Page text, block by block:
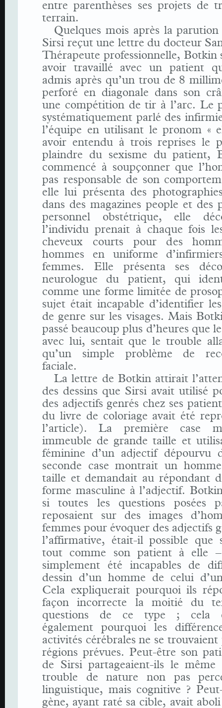
entre parenthèses ses projets de
terrain.
Quelques mois après la
Sirsi reçut une lettre du docteur
Thérapeute professionnelle, Botkin
avoir travaillé avec un patient
admis après qu’un trou de 8
perforé en diagonale dans son
une compétition de tir à l’arc. Le
systématiquement parlé des
l’équipe en utilisant le pronom «
avoir entendu à trois reprises le
plaindre du sexisme du patient,
commencé à soupçonner que
pas responsable de son
elle lui présenta des
dans des magazines people et des
personnel obstétrique, elle
l’individu prenait à chaque fois
cheveux courts pour des
hommes en uniforme
femmes. Elle présenta ses
neurologue du patient, qui
comme une forme limitée de
sujet était incapable d’identifier
de genre sur les visages. Mais
passé beaucoup plus d’heures que
avec lui, sentait que le trouble
qu’un simple problème de
faciale.
La lettre de Botkin attirait
des dessins que Sirsi avait utilisé
des adjectifs genrés chez ses
du livre de coloriage avait été
l’article). La première case
immeuble de grande taille et
féminine d’un adjectif dépourvu
seconde case montrait un
taille et demandait au répondant
forme masculine à l’adjectif.
si toutes les questions posées
reposaient sur des images
femmes pour évoquer des adjectifs
l’affirmative, était-il possible que
tout comme son patient à elle
simplement été incapables de
dessin d’un homme de celui
Cela expliquerait pourquoi ils
façon incorrecte la moitié du
questions de ce type ; cela
également pourquoi les
activités cérébrales ne se trouvaient
régions prévues. Peut-être son
de Sirsi partageaient-ils le
trouble de nature non pas
linguistique, mais cognitive ?
gène, ayant raté sa cible, avait